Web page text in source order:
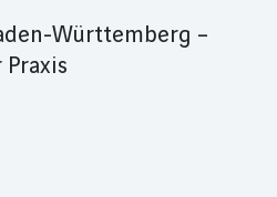
Württemberg –
Praxis